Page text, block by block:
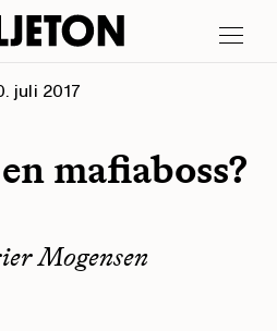
juli 2017
mafiaboss?
Mogensen